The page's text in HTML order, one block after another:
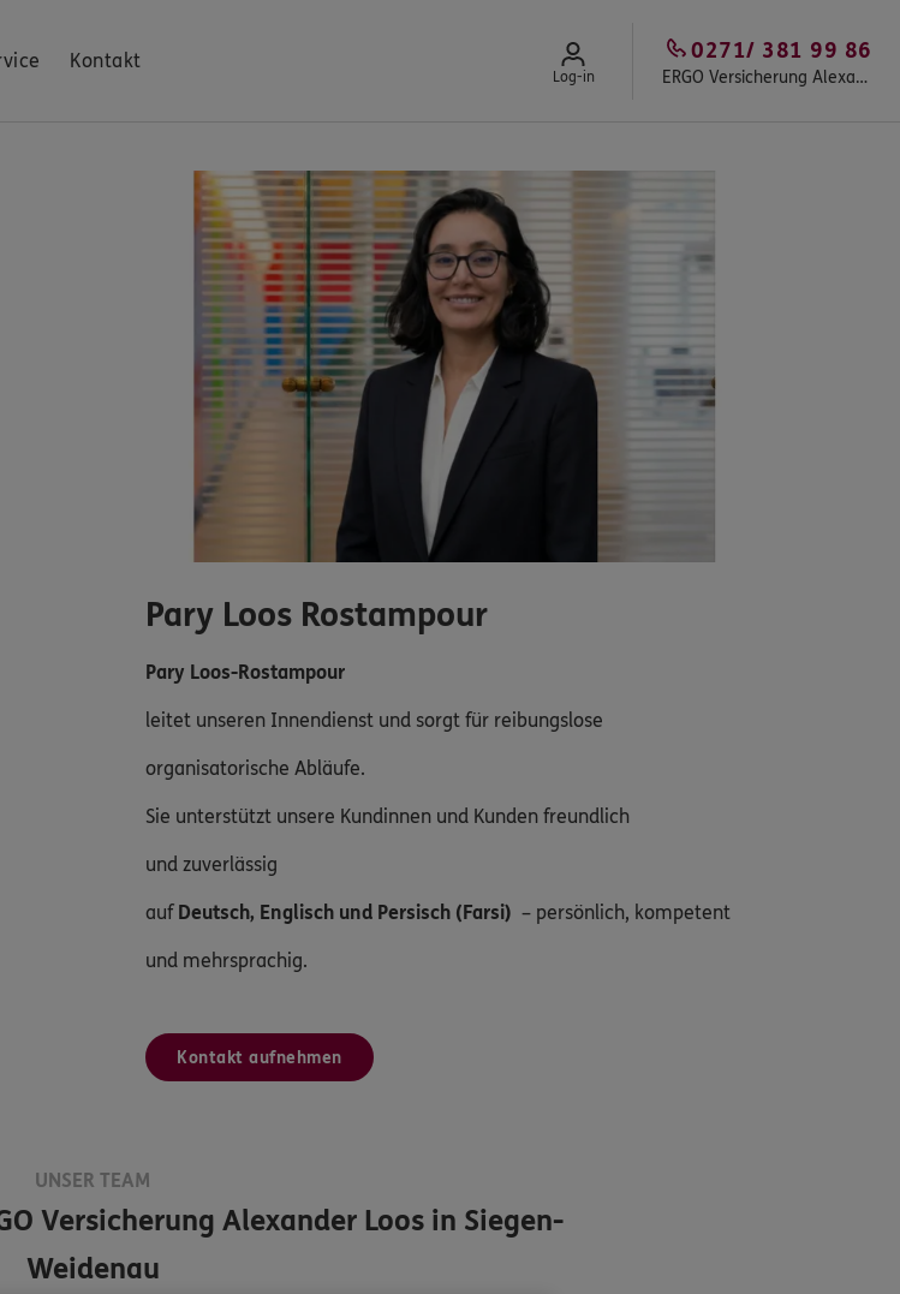
Kontakt
Log-in ERGO Versicherung Alexander Loos in Siegen-Weidenau
0271/ 381 99 86
Pary Loos Rostampour
Pary Loos-Rostampour
leitet unseren Innendienst und sorgt für reibungslose
organisatorische Abläufe.
Sie unterstützt unsere Kundinnen und Kunden freundlich
und zuverlässig
auf Deutsch, Englisch und Persisch (Farsi) – persönlich, kompetent
und mehrsprachig.
Kontakt aufnehmen
UNSER TEAM
Versicherung Alexander Loos in Siegen-
Weidenau